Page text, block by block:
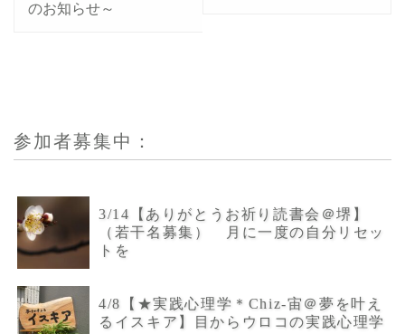
のお知らせ～
参加者募集中：
3/14【ありがとうお祈り読書会＠堺】
（若干名募集） 月に一度の自分リセッ
トを
4/8【★実践心理学＊Chiz-宙＠夢を叶え
るイスキア】目からウロコの実践心理学